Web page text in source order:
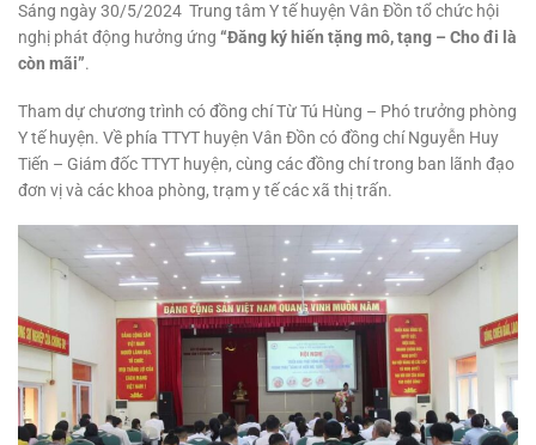
Sáng ngày 30/5/2024 Trung tâm Y tế huyện Vân Đồn tổ chức hội
nghị phát động hưởng ứng “Đăng ký hiến tặng mô, tạng – Cho đi là
còn mãi”.
Tham dự chương trình có đồng chí Từ Tú Hùng – Phó trưởng phòng
Y tế huyện. Về phía TTYT huyện Vân Đồn có đồng chí Nguyễn Huy
Tiến – Giám đốc TTYT huyện, cùng các đồng chí trong ban lãnh đạo
đơn vị và các khoa phòng, trạm y tế các xã thị trấn.